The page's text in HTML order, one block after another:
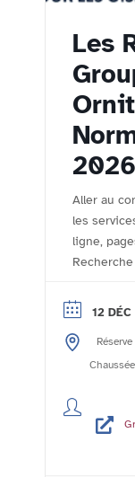
Les
2026
Aller au
les
ligne,
- l'agenda
Imprimer
le :06/11/
12 DÉC